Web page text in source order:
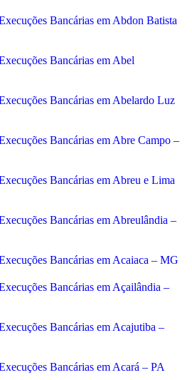
Bancárias em Abdon Batista
Bancárias em Abel
Bancárias em Abelardo Luz
Bancárias em Abre Campo –
Bancárias em Abreu e Lima
Bancárias em Abreulândia –
Bancárias em Acaiaca – MG
Bancárias em Açailândia –
Bancárias em Acajutiba –
Bancárias em Acará – PA